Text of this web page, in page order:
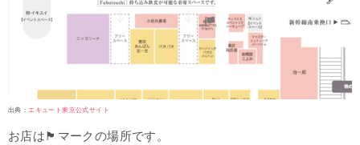
出典： エキュート東京公式サイト
お店は🏴マークの場所です。